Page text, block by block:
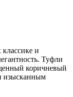
классике и
Туфли
коричневый
изысканным